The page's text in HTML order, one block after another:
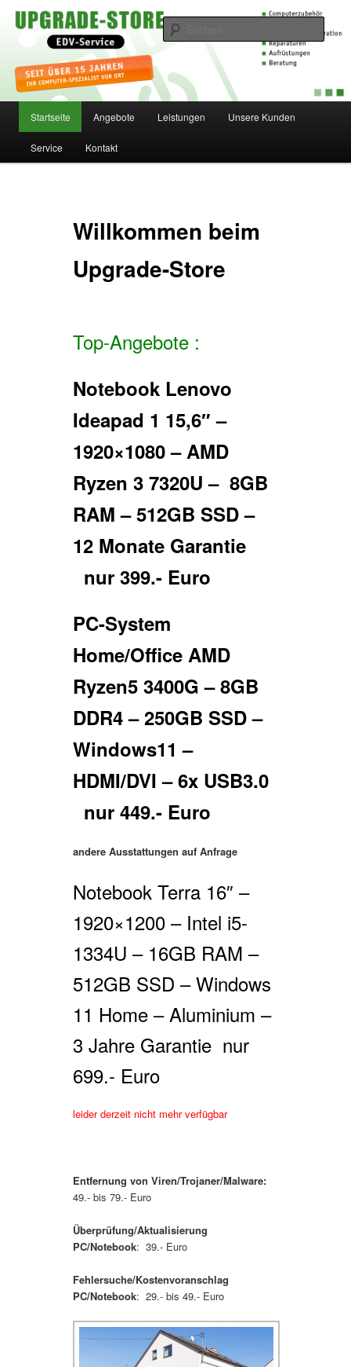
Zum
Inhalt
Upgrade-Store
EDV-Service
Hauptmenü
Startseite Angebote Leistungen Unsere Kunden
Service Kontakt
Willkommen beim
Upgrade-Store
Top-Angebote :
Notebook Lenovo
Ideapad 1 15,6″ –
1920×1080 – AMD
Ryzen 3 7320U – 8GB
RAM – 512GB SSD –
12 Monate Garantie
nur 399.- Euro
PC-System
Home/Office AMD
Ryzen5 3400G – 8GB
DDR4 – 250GB SSD –
Windows11 –
HDMI/DVI – 6x USB3.0
nur 449.- Euro
andere Ausstattungen auf Anfrage
Notebook Terra 16″ –
1920×1200 – Intel i5-
1334U – 16GB RAM –
512GB SSD – Windows
11 Home – Aluminium –
3 Jahre Garantie nur
699.- Euro
leider derzeit nicht mehr verfügbar
Entfernung von Viren/Trojaner/Malware:
49.- bis 79.- Euro
Überprüfung/Aktualisierung
PC/Notebook: 39.- Euro
Fehlersuche/Kostenvoranschlag
PC/Notebook: 29.- bis 49.- Euro